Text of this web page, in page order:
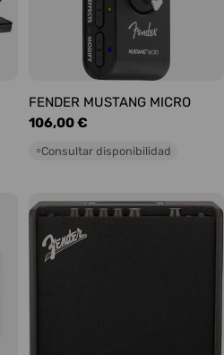
FENDER MUSTANG MICRO
Precio
106,00 €
○Consultar disponibilidad